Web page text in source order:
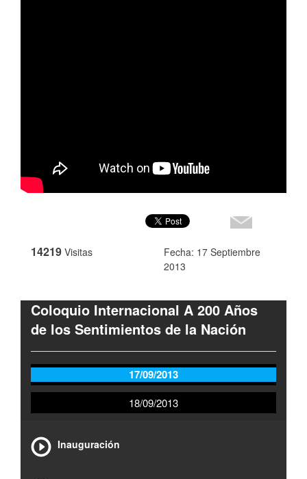
14219 Visitas
Fecha: 17 Septiembre
2013
Coloquio Internacional A 200 Años
de los Sentimientos de la Nación
17/09/2013
18/09/2013
Inauguración